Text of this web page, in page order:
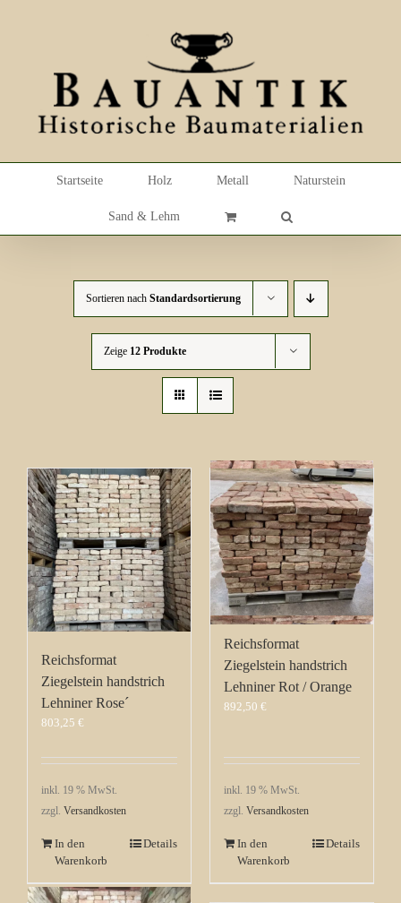
Startseite Holz Metall Naturstein
Sand & Lehm
Sortieren nach Standardsortierung
Zeige 12 Produkte
Reichsformat
Ziegelstein handstrich
Lehniner Rose´
803,25 €
inkl. 19 % MwSt.
zzgl. Versandkosten
In den
Warenkorb
Details
Reichsformat
Ziegelstein handstrich
Lehniner Rot / Orange
892,50 €
inkl. 19 % MwSt.
zzgl. Versandkosten
In den
Warenkorb
Details